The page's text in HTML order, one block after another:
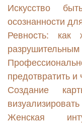
Искусство
осознанности
Ревность: как
разрушительным
предотвратить и
Создание
Женская